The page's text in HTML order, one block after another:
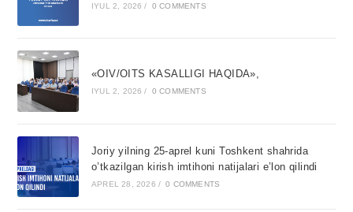
IYUL 2, 2026 / 0 COMMENTS
«OIV/OITS KASALLIGI HAQIDA»,
IYUL 2, 2026 / 0 COMMENTS
Joriy yilning 25-aprel kuni Toshkent shahrida
o’tkazilgan kirish imtihoni natijalari e’lon qilindi
APREL 28, 2026 / 0 COMMENTS